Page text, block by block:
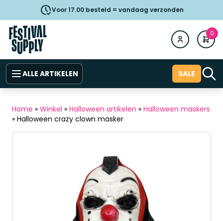
Voor 17.00 besteld = vandaag verzonden
0
ALLE ARTIKELEN SALE
Home » Winkel » Halloween artikelen » Halloween maskers
» Halloween crazy clown masker